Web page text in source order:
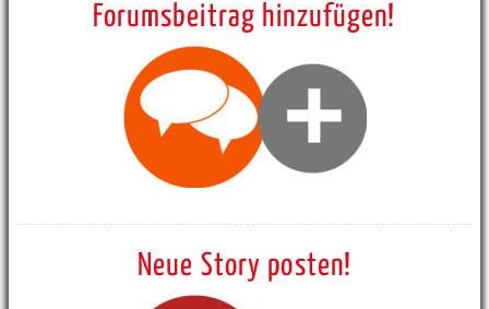
Forumsbeitrag hinzufügen!
Neue Story posten!